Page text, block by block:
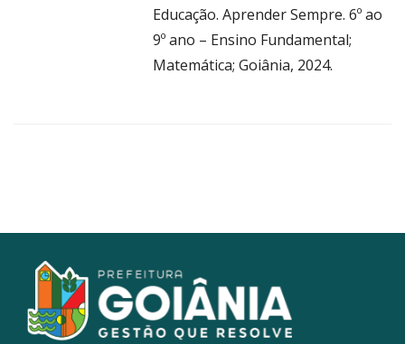
Educação. Aprender Sempre. 6º ao
9º ano – Ensino Fundamental;
Matemática; Goiânia, 2024.